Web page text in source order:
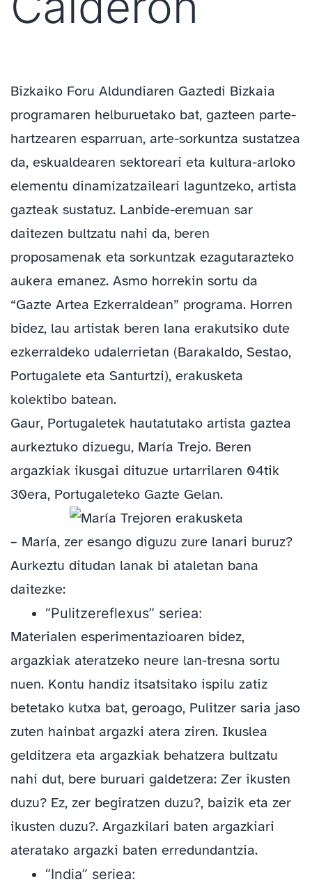
Bizkaiko Foru Aldundiaren Gaztedi Bizkaia
programaren helburuetako bat, gazteen parte-
hartzearen esparruan, arte-sorkuntza sustatzea
da, eskualdearen sektoreari eta kultura-arloko
elementu dinamizatzaileari laguntzeko, artista
gazteak sustatuz. Lanbide-eremuan sar
daitezen bultzatu nahi da, beren
proposamenak eta sorkuntzak ezagutarazteko
aukera emanez. Asmo horrekin sortu da
“Gazte Artea Ezkerraldean” programa. Horren
bidez, lau artistak beren lana erakutsiko dute
ezkerraldeko udalerrietan (Barakaldo, Sestao,
Portugalete eta Santurtzi), erakusketa
kolektibo batean.
Gaur, Portugaletek hautatutako artista gaztea
aurkeztuko dizuegu, María Trejo. Beren
argazkiak ikusgai dituzue urtarrilaren 04tik
30era, Portugaleteko Gazte Gelan.
– María, zer esango diguzu zure lanari buruz?
Aurkeztu ditudan lanak bi ataletan bana
daitezke:
“Pulitzereflexus” seriea:
Materialen esperimentazioaren bidez,
argazkiak ateratzeko neure lan-tresna sortu
nuen. Kontu handiz itsatsitako ispilu zatiz
betetako kutxa bat, geroago, Pulitzer saria jaso
zuten hainbat argazki atera ziren. Ikuslea
gelditzera eta argazkiak behatzera bultzatu
nahi dut, bere buruari galdetzera: Zer ikusten
duzu? Ez, zer begiratzen duzu?, baizik eta zer
ikusten duzu?. Argazkilari baten argazkiari
ateratako argazki baten erredundantzia.
“India” seriea: